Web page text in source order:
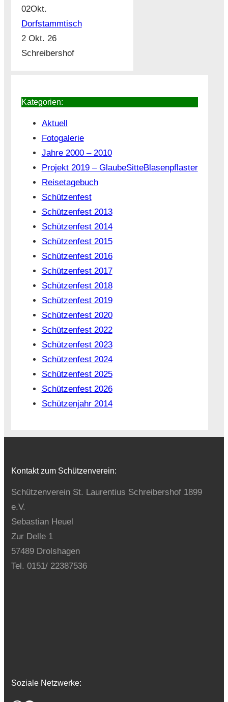
02Okt.
Dorfstammtisch
2 Okt. 26
Schreibershof
Kategorien:
Aktuell
Fotogalerie
Jahre 2000 – 2010
Projekt 2019 – GlaubeSitteBlasenpflaster
Reisetagebuch
Schützenfest
Schützenfest 2013
Schützenfest 2014
Schützenfest 2015
Schützenfest 2016
Schützenfest 2017
Schützenfest 2018
Schützenfest 2019
Schützenfest 2020
Schützenfest 2022
Schützenfest 2023
Schützenfest 2024
Schützenfest 2025
Schützenfest 2026
Schützenjahr 2014
Kontakt zum Schützenverein:
Schützenverein St. Laurentius Schreibershof 1899
e.V.
Sebastian Heuel
Zur Delle 1
57489 Drolshagen
Tel. 0151/ 22387536
Soziale Netzwerke: